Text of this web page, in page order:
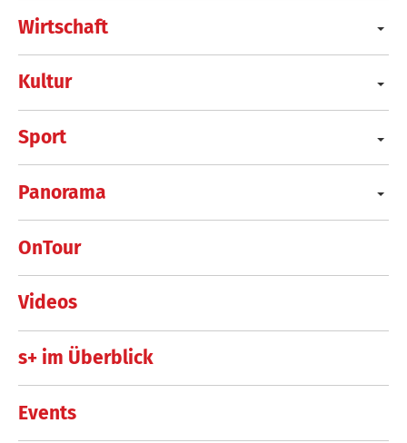
Wirtschaft
Kultur
Sport
Panorama
OnTour
Videos
s+ im Überblick
Events